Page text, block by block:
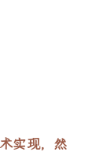
实现，然